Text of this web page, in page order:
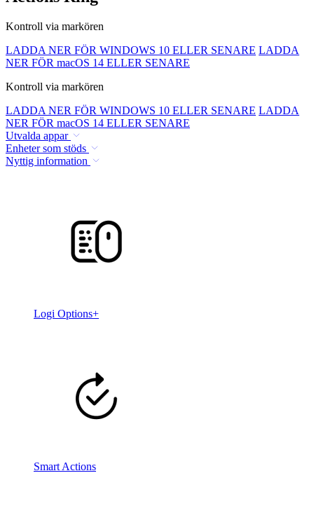
Kontroll via markören
LADDA NER FÖR WINDOWS 10 ELLER SENARE LADDA
NER FÖR macOS 14 ELLER SENARE
Kontroll via markören
LADDA NER FÖR WINDOWS 10 ELLER SENARE LADDA
NER FÖR macOS 14 ELLER SENARE
Utvalda appar
Enheter som stöds
Nyttig information
Logi Options+
Smart Actions